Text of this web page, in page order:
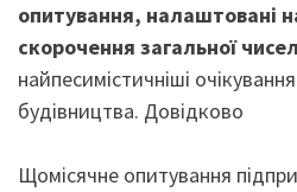
опитування, налаштовані
скорочення загальної
найпесимістичніші
будівництва. Довідково
Щомісячне опитування